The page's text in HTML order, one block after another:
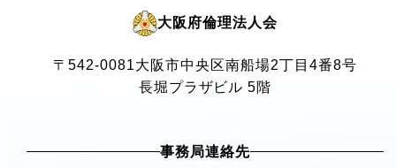
大阪府倫理法人会
〒542-0081大阪市中央区南船場2丁目4番8号
長堀プラザビル 5階
事務局連絡先